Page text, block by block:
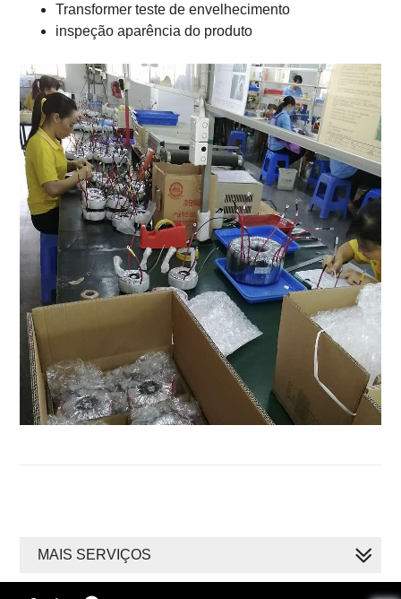
Transformer teste de envelhecimento
inspeção aparência do produto
MAIS SERVIÇOS